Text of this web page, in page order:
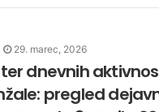
29. marec, 2026
dnevnih
pregled